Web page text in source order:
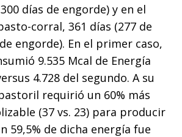
días de engorde) y en el
corral, 361 días (277 de
engorde). En el primer caso,
9.535 Mcal de Energía
4.728 del segundo. A su
requirió un 60% más
(37 vs. 23) para producir
59,5% de dicha energía fue